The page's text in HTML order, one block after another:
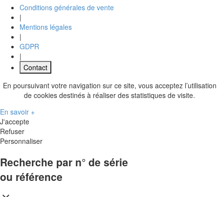
Conditions générales de vente
|
Mentions légales
|
GDPR
|
Contact
En poursuivant votre navigation sur ce site, vous acceptez l’utilisation
de cookies destinés à réaliser des statistiques de visite.
En savoir +
J'accepte
Refuser
Personnaliser
Recherche par n° de série
ou référence